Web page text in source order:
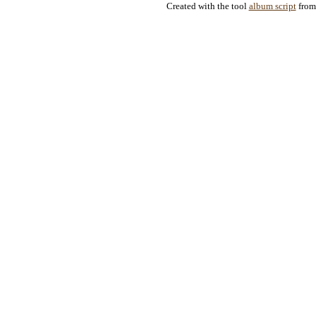
Created with the tool album script